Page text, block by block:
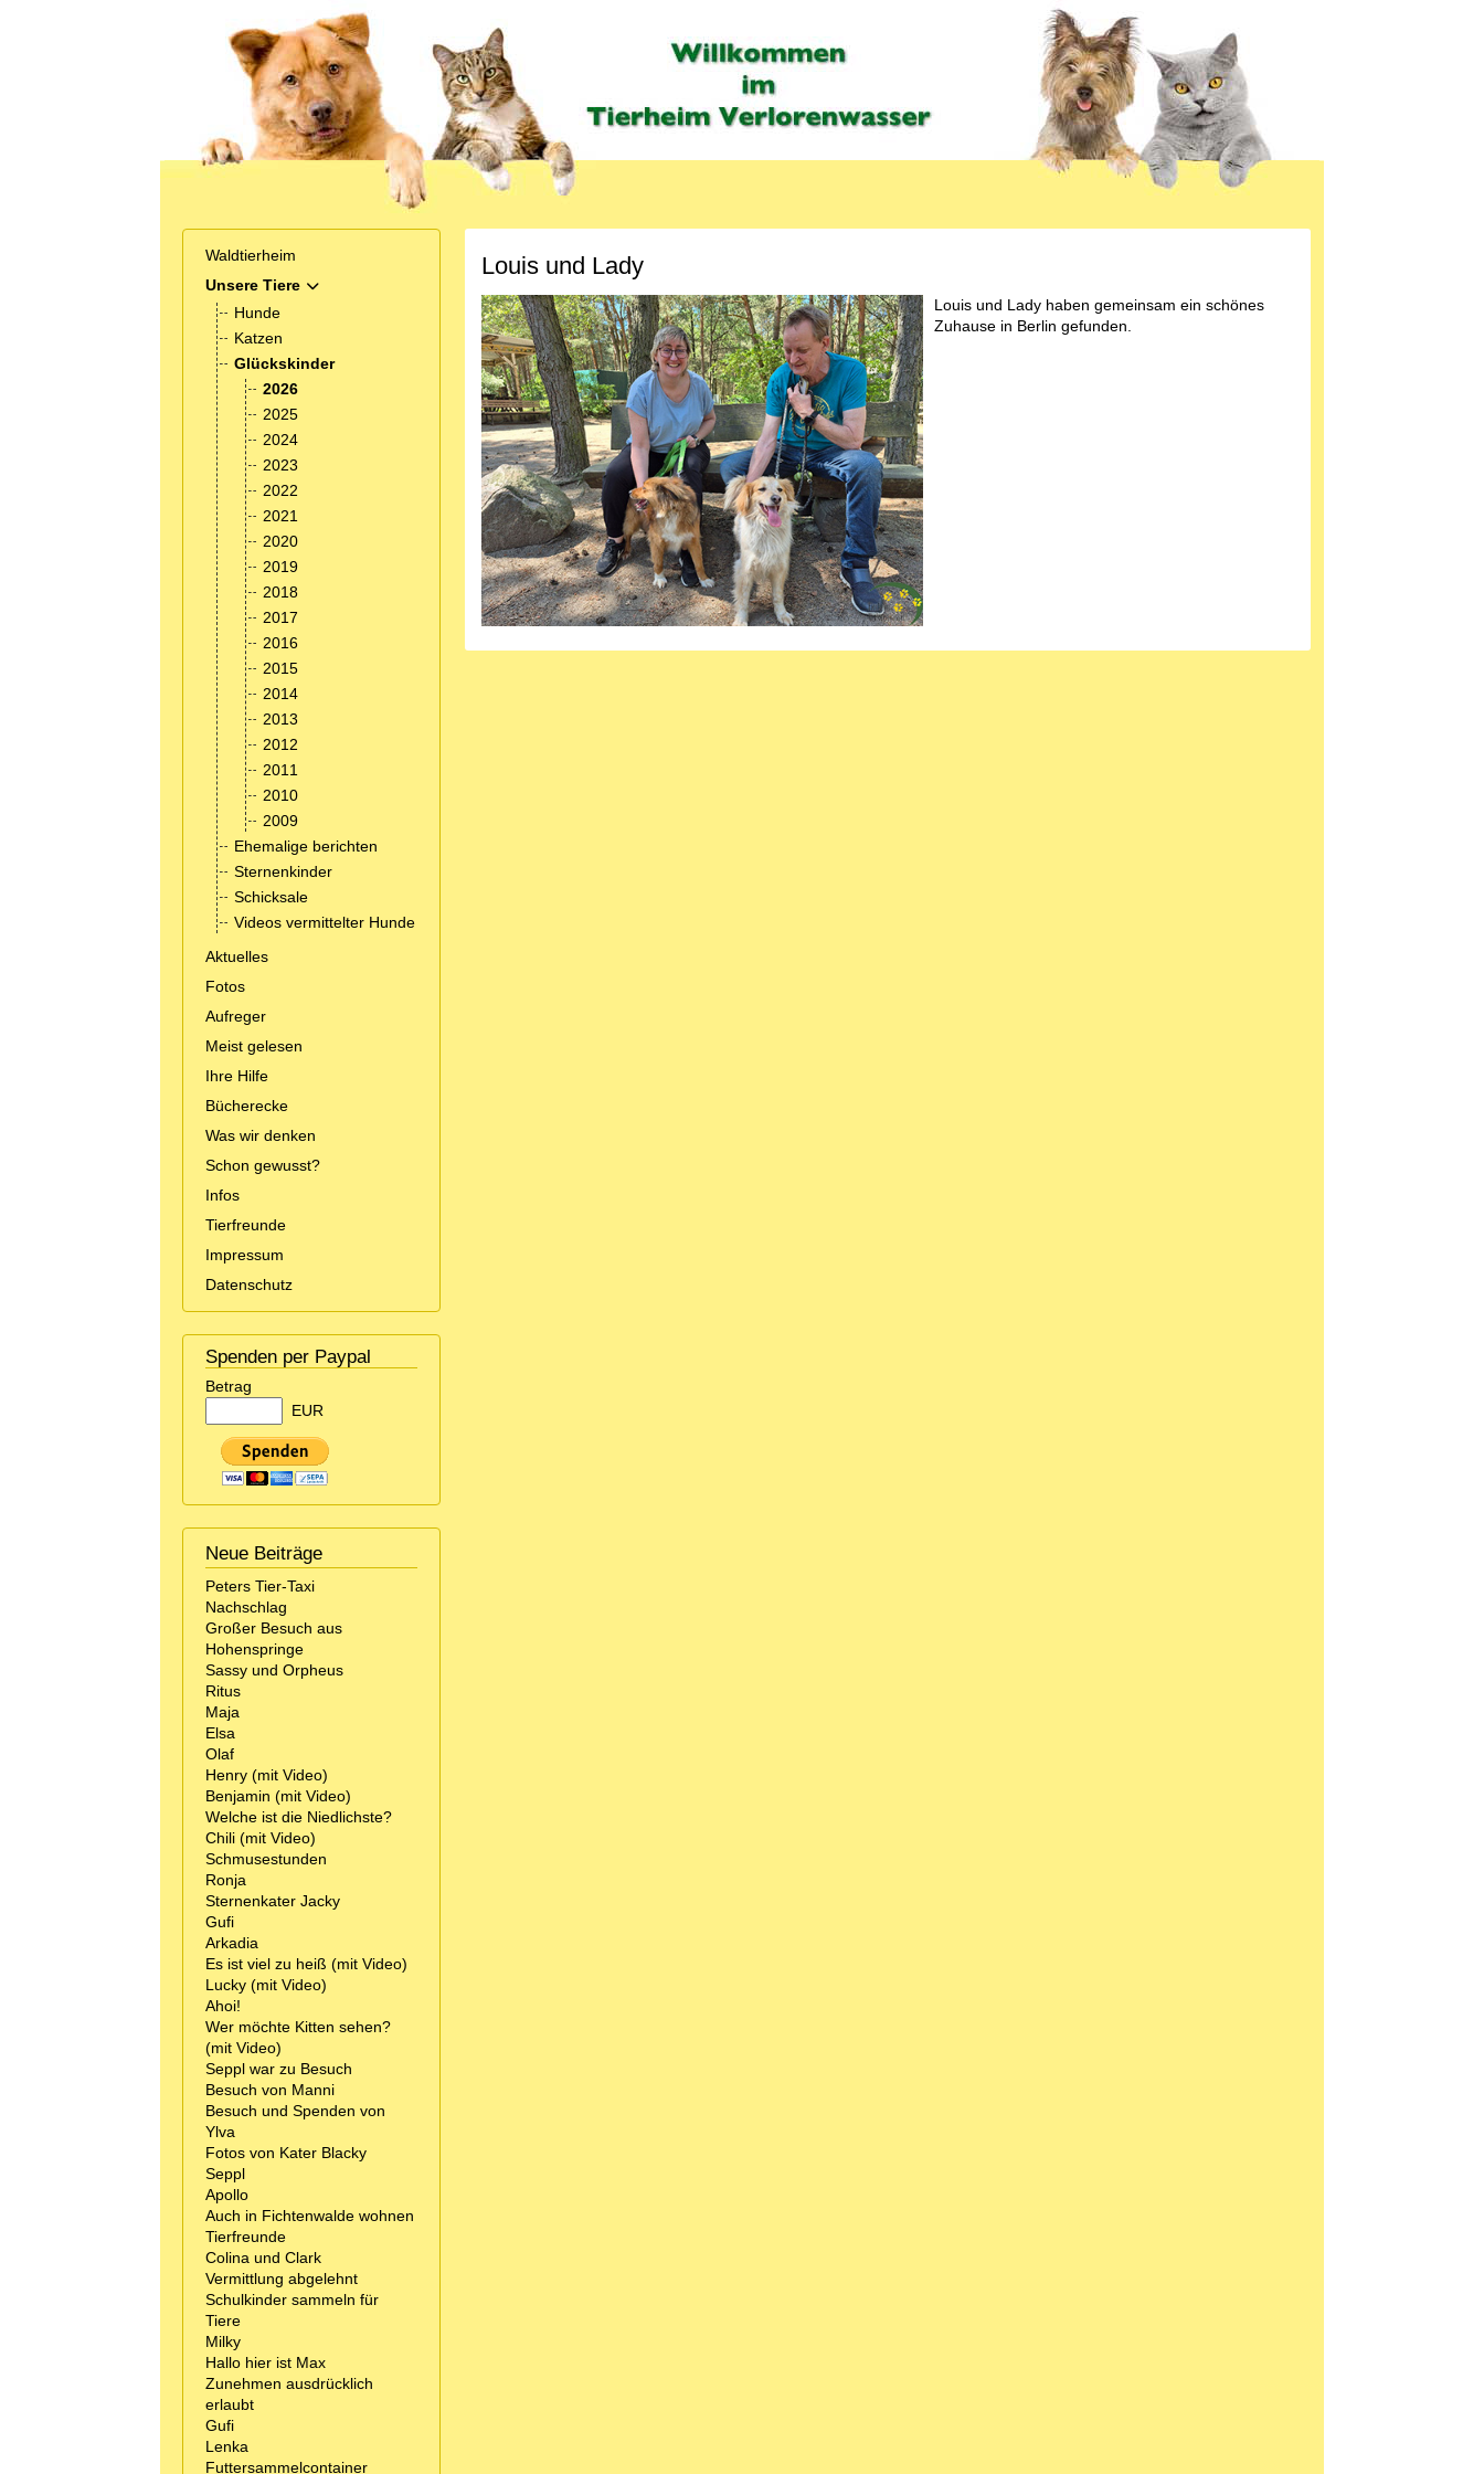
Waldtierheim
Unsere Tiere
MOD_MENU_TOGGLE_SUBMENU_LABEL
Hunde
Katzen
Glückskinder
2026
2025
2024
2023
2022
2021
2020
2019
2018
2017
2016
2015
2014
2013
2012
2011
2010
2009
Ehemalige berichten
Sternenkinder
Schicksale
Videos vermittelter Hunde
Aktuelles
Fotos
Aufreger
Meist gelesen
Ihre Hilfe
Bücherecke
Was wir denken
Schon gewusst?
Infos
Tierfreunde
Impressum
Datenschutz
Spenden per Paypal
Betrag
EUR
Neue Beiträge
Peters Tier-Taxi
Nachschlag
Großer Besuch aus
Hohenspringe
Sassy und Orpheus
Ritus
Maja
Elsa
Olaf
Henry (mit Video)
Benjamin (mit Video)
Welche ist die Niedlichste?
Chili (mit Video)
Schmusestunden
Ronja
Sternenkater Jacky
Gufi
Arkadia
Es ist viel zu heiß (mit Video)
Lucky (mit Video)
Ahoi!
Wer möchte Kitten sehen?
(mit Video)
Seppl war zu Besuch
Besuch von Manni
Besuch und Spenden von
Ylva
Fotos von Kater Blacky
Seppl
Apollo
Auch in Fichtenwalde wohnen
Tierfreunde
Colina und Clark
Vermittlung abgelehnt
Schulkinder sammeln für
Tiere
Milky
Hallo hier ist Max
Zunehmen ausdrücklich
erlaubt
Gufi
Lenka
Futtersammelcontainer
Louis und Lady
Louis und Lady haben gemeinsam ein schönes
Zuhause in Berlin gefunden.